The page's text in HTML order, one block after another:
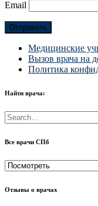
Email
Медицинские
Вызов врача на
Политика
Найти врача:
Все врачи СПб
Все
СПб
Отзывы о врачах